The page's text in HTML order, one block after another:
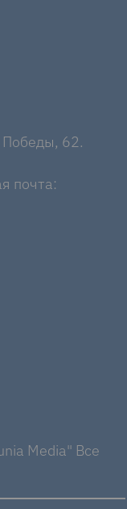
62.
почта:
Media" Все